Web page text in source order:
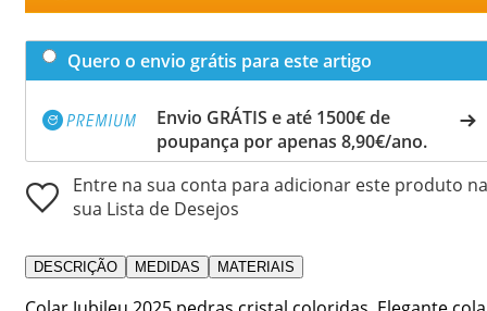
Quero o envio grátis para este artigo
Envio GRÁTIS e até 1500€ de
poupança por apenas 8,90€/ano.
Entre na sua conta para adicionar este produto na
sua Lista de Desejos
DESCRIÇÃO MEDIDAS MATERIAIS